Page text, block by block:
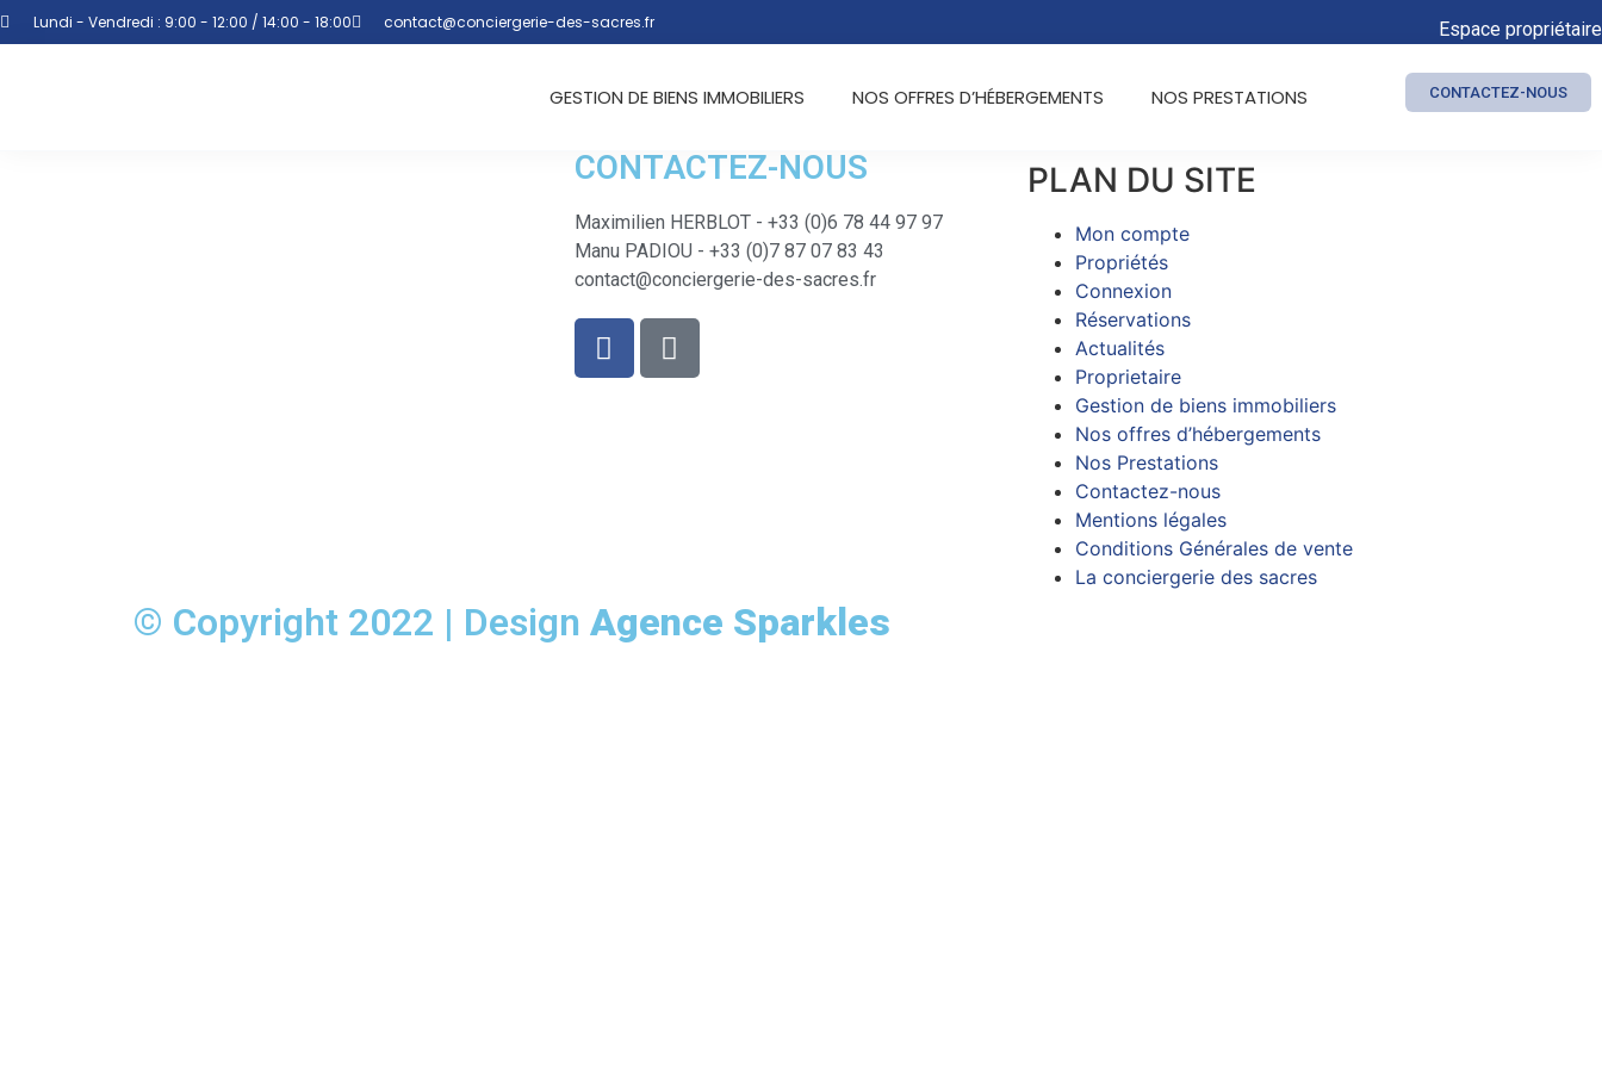
Lundi - Vendredi : 9:00 - 12:00 / 14:00 - 18:00 contact@conciergerie-des-sacres.fr Espace propriétaire
GESTION DE BIENS IMMOBILIERS NOS OFFRES D’HÉBERGEMENTS NOS PRESTATIONS CONTACTEZ-NOUS
CONTACTEZ-NOUS
Maximilien HERBLOT - +33 (0)6 78 44 97 97
Manu PADIOU - +33 (0)7 87 07 83 43
contact@conciergerie-des-sacres.fr
PLAN DU SITE​
Mon compte
Propriétés
Connexion
Réservations
Actualités
Proprietaire
Gestion de biens immobiliers
Nos offres d’hébergements
Nos Prestations
Contactez-nous
Mentions légales
Conditions Générales de vente
La conciergerie des sacres
© Copyright 2022 | Design Agence Sparkles